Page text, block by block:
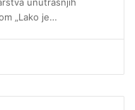
unutrašnjih
„Lako je…